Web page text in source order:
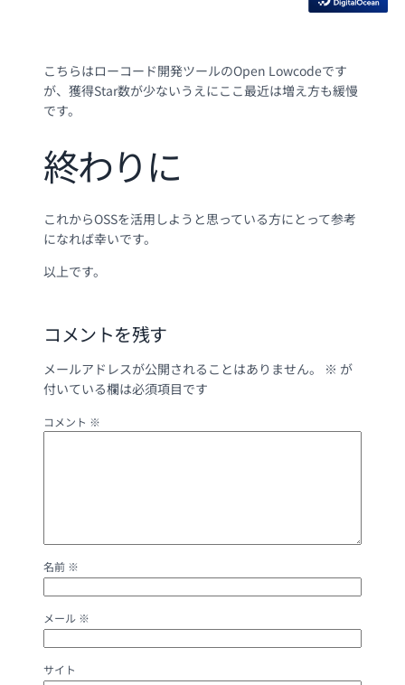
こちらはローコード開発ツールのOpen Lowcodeです
が、獲得Star数が少ないうえにここ最近は増え方も緩慢
です。
終わりに
これからOSSを活用しようと思っている方にとって参考
になれば幸いです。
以上です。
コメントを残す
メールアドレスが公開されることはありません。 ※ が
付いている欄は必須項目です
コメント ※
名前 ※
メール ※
サイト